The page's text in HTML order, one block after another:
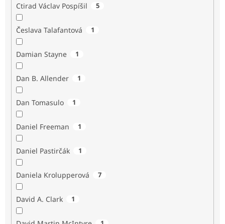
Ctirad Václav Pospíšil 5
Česlava Talafantová 1
Damian Stayne 1
Dan B. Allender 1
Dan Tomasulo 1
Daniel Freeman 1
Daniel Pastirčák 1
Daniela Krolupperová 7
David A. Clark 1